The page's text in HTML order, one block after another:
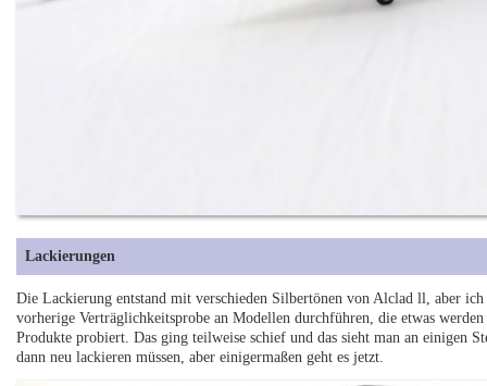
Lackierungen
Die Lackierung entstand mit verschieden Silbertönen von Alclad ll, aber
vorherige Verträglichkeitsprobe an Modellen durchführen, die etwas
Produkte probiert. Das ging teilweise schief und das sieht man an einigen
dann neu lackieren müssen, aber einigermaßen geht es jetzt.